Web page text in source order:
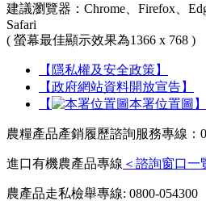
建議瀏覽器：Chrome、Firefox、
Safari
( 螢幕最佳顯示效果為1366 x 768 )
【隱私權及安全政策】
【政府網站資料開放宣告】
【
本署位置圖】
農糧產品產銷履歷諮詢服務專線：
進口有機農產品專線 ＜諮詢窗口一
農產品走私檢舉專線: 0800-054300